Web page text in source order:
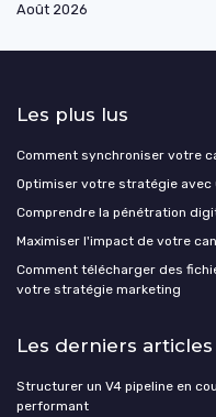
Août 2026
Les plus lus
Comment synchroniser votre
Optimiser votre stratégie avec
Comprendre la pénétration
Maximiser l'impact de votre
Comment télécharger des
votre stratégie marketing
Les derniers articles
Structurer un V4 pipeline en
performant